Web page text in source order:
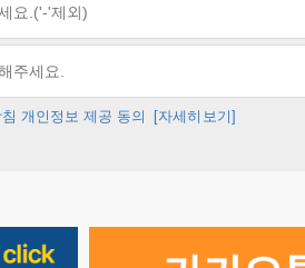
개인정보 제공 동의 [자세히보기]